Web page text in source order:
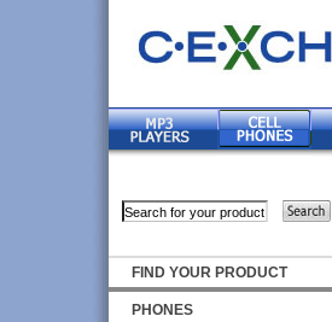
FIND YOUR PRODUCT
PHONES